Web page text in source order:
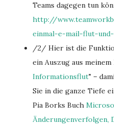
Teams dagegen tun
http://
einmal-e-mail-flut-
/2/ Hier ist die
ein Auszug aus meinem
Informationsflut" –
Sie in die ganze Tiefe
Pia Borks Buch
Änderungenverfolgen,